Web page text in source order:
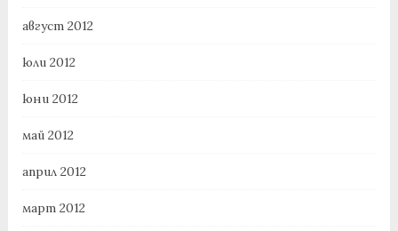
август 2012
юли 2012
юни 2012
май 2012
април 2012
март 2012